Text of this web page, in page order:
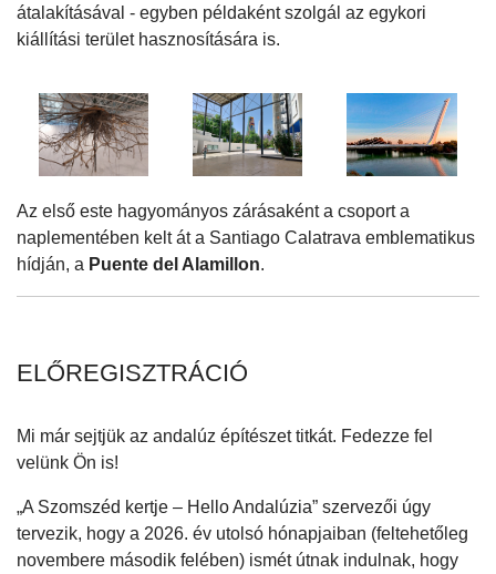
átalakításával - egyben példaként szolgál az egykori
kiállítási terület hasznosítására is.
Az első este hagyományos zárásaként a csoport a
naplementében kelt át a Santiago Calatrava emblematikus
hídján, a Puente del Alamillon.
ELŐREGISZTRÁCIÓ
Mi már sejtjük az andalúz építészet titkát. Fedezze fel
velünk Ön is!
„A Szomszéd kertje – Hello Andalúzia” szervezői úgy
tervezik, hogy a 2026. év utolsó hónapjaiban (feltehetőleg
novembere második felében) ismét útnak indulnak, hogy